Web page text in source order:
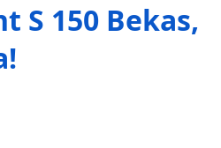
S 150 Bekas,